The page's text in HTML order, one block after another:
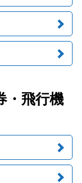
・飛行機